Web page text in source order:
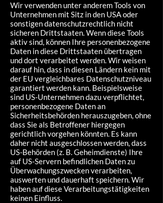
Wir verwenden unter anderem Tools von
Unternehmen mit Sitz in den USA oder
sonstigen datenschutzrechtlich nicht
sicheren Drittstaaten. Wenn diese Tools
aktiv sind, können Ihre personenbezogene
Daten in diese Drittstaaten übertragen
und dort verarbeitet werden. Wir weisen
darauf hin, dass in diesen Ländern kein mit
der EU vergleichbares Datenschutzniveau
garantiert werden kann. Beispielsweise
sind US-Unternehmen dazu verpflichtet,
personenbezogene Daten an
Sicherheitsbehörden herauszugeben, ohne
dass Sie als Betroffener hiergegen
gerichtlich vorgehen könnten. Es kann
daher nicht ausgeschlossen werden, dass
US-Behörden (z. B. Geheimdienste) Ihre
auf US-Servern befindlichen Daten zu
Überwachungszwecken verarbeiten,
auswerten und dauerhaft speichern. Wir
haben auf diese Verarbeitungstätigkeiten
keinen Einfluss.